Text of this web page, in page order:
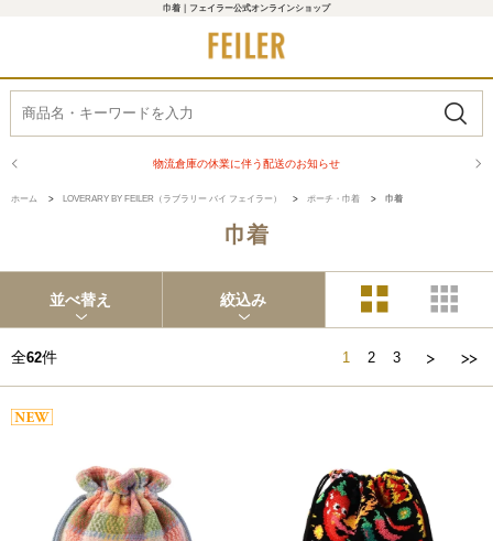
巾着｜フェイラー公式オンラインショップ
商品配送に関するお知らせ
ホーム > LOVERARY BY FEILER（ラブラリー バイ フェイラー） > ポーチ・巾着 > 巾着
巾着
並べ替え 絞込み
全62件 1 2 3